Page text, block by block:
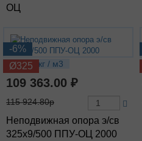
ОЦ
-6%
Ø325
255.12 кг / м3
109 363.00 ₽
115 924.80р
Неподвижная опора э/св
325х9/500 ППУ-ОЦ 2000